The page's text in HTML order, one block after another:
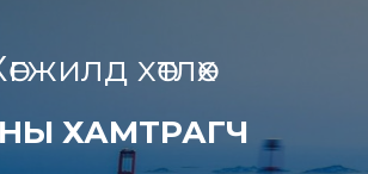
хөтлөх
ХАМТРАГЧ